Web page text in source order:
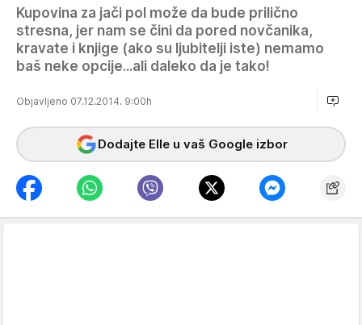
Kupovina za jači pol može da bude prilično
stresna, jer nam se čini da pored novčanika,
kravate i knjige (ako su ljubitelji iste) nemamo
baš neke opcije...ali daleko da je tako!
Objavljeno 07.12.2014. 9:00h
Dodajte Elle u vaš Google izbor